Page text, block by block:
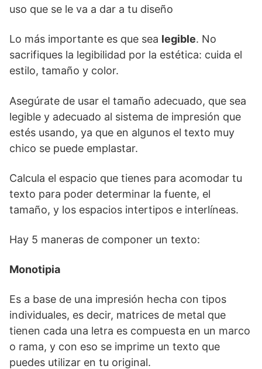
uso que se le va a dar a tu diseño
Lo más importante es que sea legible. No
sacrifiques la legibilidad por la estética: cuida el
estilo, tamaño y color.
Asegúrate de usar el tamaño adecuado, que sea
legible y adecuado al sistema de impresión que
estés usando, ya que en algunos el texto muy
chico se puede emplastar.
Calcula el espacio que tienes para acomodar tu
texto para poder determinar la fuente, el
tamaño, y los espacios intertipos e interlíneas.
Hay 5 maneras de componer un texto:
Monotipia
Es a base de una impresión hecha con tipos
individuales, es decir, matrices de metal que
tienen cada una letra es compuesta en un marco
o rama, y con eso se imprime un texto que
puedes utilizar en tu original.